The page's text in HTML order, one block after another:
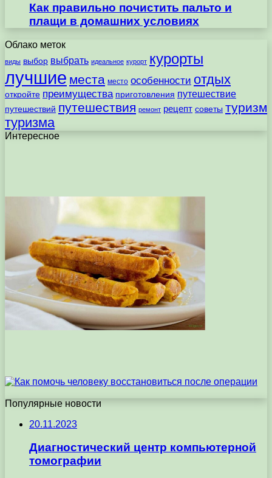
Как правильно почистить пальто и
плащи в домашних условиях
Облако меток
виды выбор выбрать идеальное курорт курорты
лучшие места место особенности отдых
откройте преимущества приготовления путешествие
путешествий путешествия ремонт рецепт советы туризм
туризма
Интересное
Популярные новости
20.11.2023
Диагностический центр компьютерной
томографии